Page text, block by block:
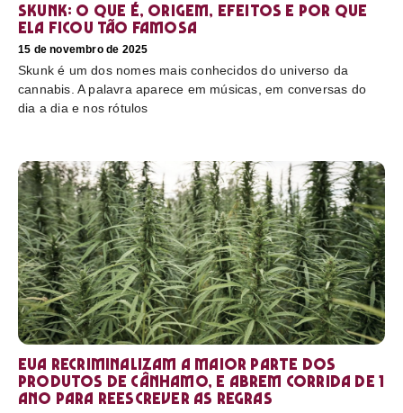
Skunk: o que é, origem, efeitos e por que
ela ficou tão famosa
15 de novembro de 2025
Skunk é um dos nomes mais conhecidos do universo da
cannabis. A palavra aparece em músicas, em conversas do
dia a dia e nos rótulos
EUA recriminalizam a maior parte dos
produtos de cânhamo, e abrem corrida de 1
ano para reescrever as regras